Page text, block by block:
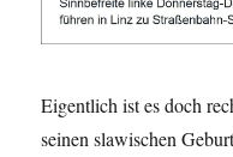
Eigentlich ist es doch
seinen slawischen